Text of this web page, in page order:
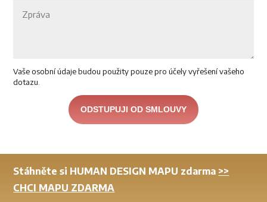
Vaše osobní údaje budou použity pouze pro účely vyřešení vašeho
dotazu.
ODSTUPUJI OD SMLOUVY
Stáhněte si HUMAN DESIGN MAPU zdarma >>
CHCI MAPU ZDARMA